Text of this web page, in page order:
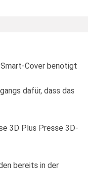
Cover benötigt
dafür, dass das
3D Plus Presse 3D-
bereits in der